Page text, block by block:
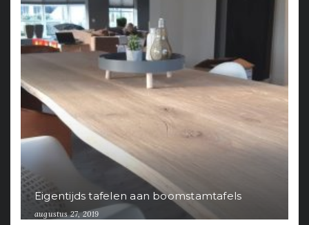
Eigentijds tafelen aan boomstamtafels
augustus 27, 2019